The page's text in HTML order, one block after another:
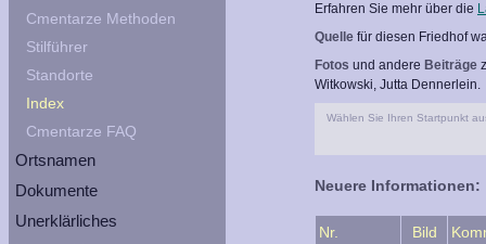
Cmentarze Methoden
Stilführer
Standorte
Index
Cmentarze FAQ
Ortsnamen
Dokumente
Unerklärliches
Erfahren Sie mehr über die
Quelle für diesen Friedhof
Fotos und andere Beiträge
Witkowski, Jutta Dennerlein.
Wählen Sie Ihren Startpunkt
Neuere Informationen:
Nr. Bild